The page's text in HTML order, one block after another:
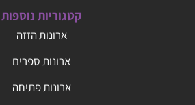
קטגוריות נוספות
ארונות הזזה
ארונות ספרים
ארונות פתיחה